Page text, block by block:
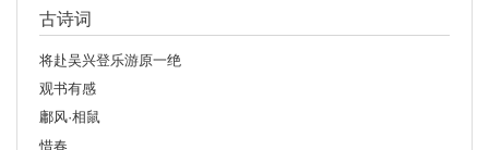
古诗词
将赴吴兴登乐游原一绝
观书有感
鄘风·相鼠
惜春